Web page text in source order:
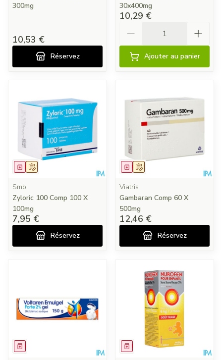
300mg
10,53 €
Réservez
30x400mg
10,29 €
Ajouter au panier
Sur prescription
Médicament
Smb
Zyloric 100 Comp 100 X
100mg
7,95 €
Réservez
Sur prescription
Médicament
Viatris
Gambaran Comp 60 X
500mg
12,46 €
Réservez
Médicament Médicament